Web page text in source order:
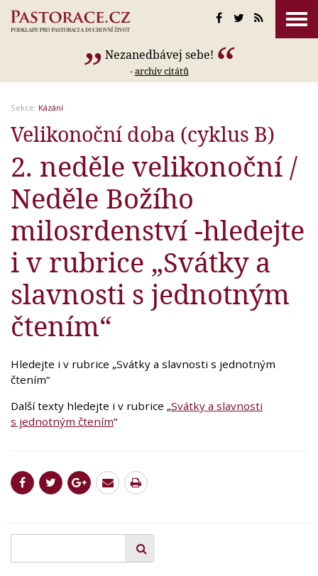
Nezanedbávej sebe!
-archív citátů
Sekce: Kázání
Velikonoční doba (cyklus B)
2. neděle velikonoční /
Neděle Božího
milosrdenství -hledejte
i v rubrice „Svátky a
slavnosti s jednotným
čtením“
Hledejte i v rubrice „Svátky a slavnosti s jednotným
čtením“
Další texty hledejte i v rubrice „Svátky a slavnosti
s jednotným čtením“